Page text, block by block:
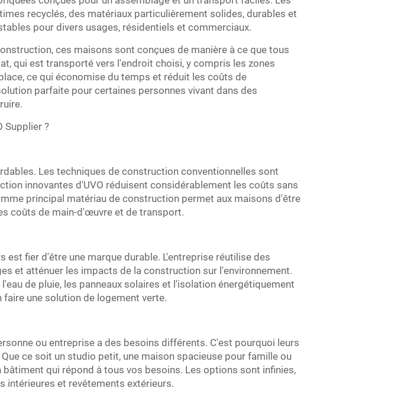
recyclés, des matériaux particulièrement solides, durables et
pour divers usages, résidentiels et commerciaux.
ces maisons sont conçues de manière à ce que tous
qui est transporté vers l'endroit choisi, y compris les zones
ce qui économise du temps et réduit les coûts de
parfaite pour certaines personnes vivant dans des
Supplier ?
Les techniques de construction conventionnelles sont
innovantes d'UVO réduisent considérablement les coûts sans
principal matériau de construction permet aux maisons d'être
coûts de main-d'œuvre et de transport.
est fier d'être une marque durable. L'entreprise réutilise des
et atténuer les impacts de la construction sur l'environnement.
de pluie, les panneaux solaires et l'isolation énergétiquement
une solution de logement verte.
ou entreprise a des besoins différents. C'est pourquoi leurs
ce soit un studio petit, une maison spacieuse pour famille ou
qui répond à tous vos besoins. Les options sont infinies,
intérieures et revêtements extérieurs.